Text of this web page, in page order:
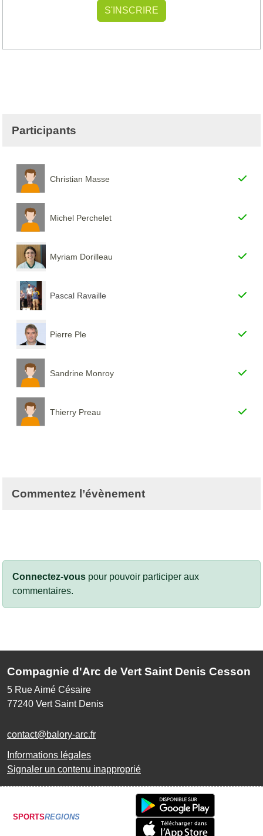
Participants
Christian Masse
Michel Perchelet
Myriam Dorilleau
Pascal Ravaille
Pierre Ple
Sandrine Monroy
Thierry Preau
Commentez l’évènement
Connectez-vous pour pouvoir participer aux
commentaires.
Compagnie d'Arc de Vert Saint Denis Cesson
5 Rue Aimé Césaire
77240 Vert Saint Denis
contact@balory-arc.fr
Informations légales
Signaler un contenu inapproprié
SPORTSREGIONS